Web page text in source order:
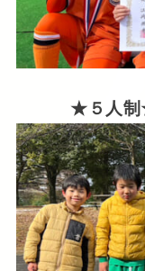
★５人